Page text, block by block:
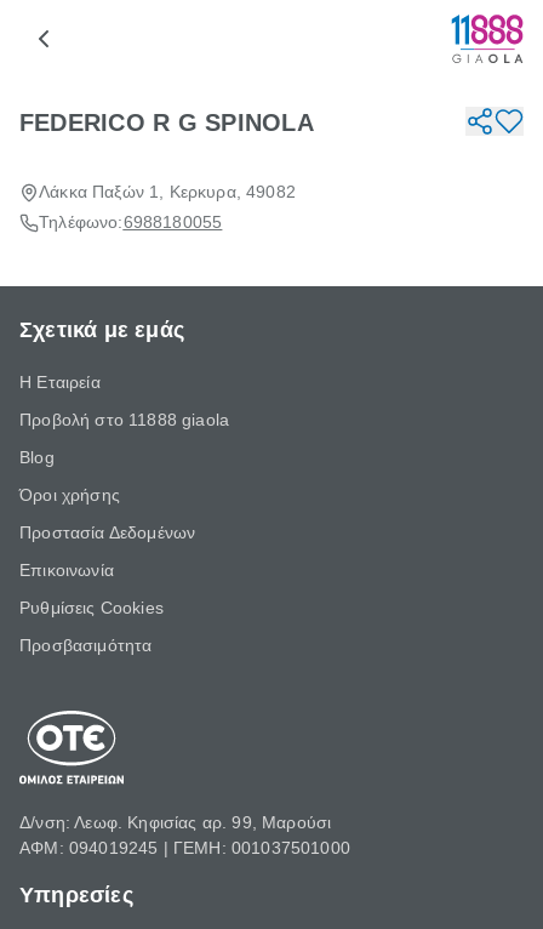
FEDERICO R G SPINOLA
Λάκκα Παξών 1, Κερκυρα, 49082
Τηλέφωνο:6988180055
Σχετικά με εμάς
Η Εταιρεία
Προβολή στο 11888 giaola
Blog
Όροι χρήσης
Προστασία Δεδομένων
Επικοινωνία
Ρυθμίσεις Cookies
Προσβασιμότητα
Δ/νση: Λεωφ. Κηφισίας αρ. 99, Μαρούσι
ΑΦΜ: 094019245 | ΓΕΜΗ: 001037501000
Υπηρεσίες